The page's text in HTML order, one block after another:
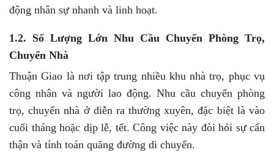
động nhân sự nhanh và linh hoạt.
1.2. Số Lượng Lớn Nhu Cầu Chuyển Phòng Trọ,
Chuyển Nhà
Thuận Giao là nơi tập trung nhiều khu nhà trọ, phục vụ
công nhân và người lao động. Nhu cầu chuyển phòng
trọ, chuyển nhà ở diễn ra thường xuyên, đặc biệt là vào
cuối tháng hoặc dịp lễ, tết. Công việc này đòi hỏi sự cẩn
thận và tính toán quãng đường di chuyển.